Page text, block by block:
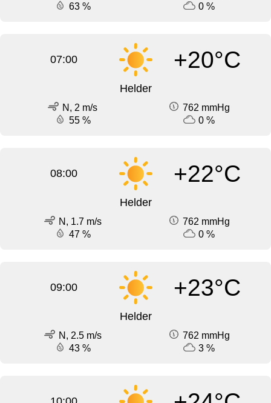
63 %
0 %
07:00 +20°C
Helder
N, 2 m/s
762 mmHg
55 %
0 %
08:00 +22°C
Helder
N, 1.7 m/s
762 mmHg
47 %
0 %
09:00 +23°C
Helder
N, 2.5 m/s
762 mmHg
43 %
3 %